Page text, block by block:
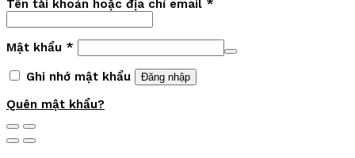
Tên tài khoản hoặc địa chỉ email *
Mật khẩu *
Ghi nhớ mật khẩu Đăng nhập
Quên mật khẩu?